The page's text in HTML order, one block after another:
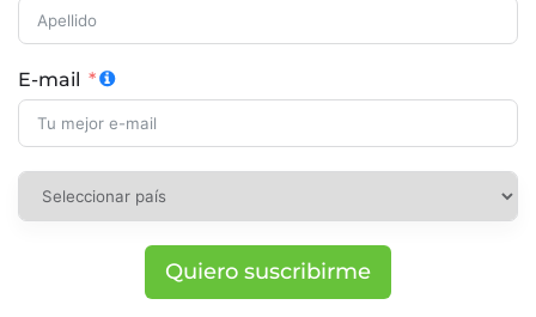
E-mail
Quiero suscribirme